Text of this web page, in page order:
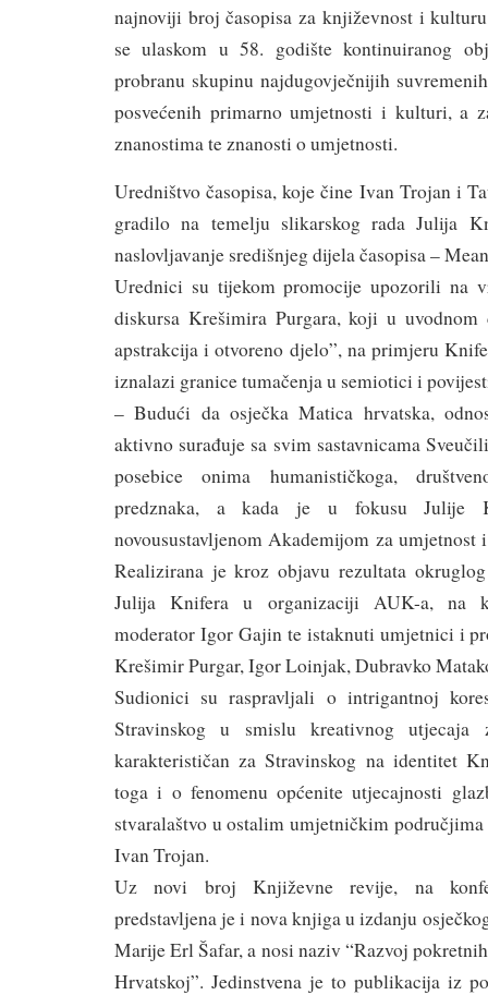
najnoviji broj časopisa za književnost i
se ulaskom u 58. godište kontinuiranog
probranu skupinu najdugovječnijih
posvećenih primarno umjetnosti i kulturi, a
znanostima te znanosti o umjetnosti.
Uredništvo časopisa, koje čine Ivan Trojan i
gradilo na temelju slikarskog rada Julija
naslovljavanje središnjeg dijela časopisa –
Urednici su tijekom promocije upozorili na
diskursa Krešimira Purgara, koji u
apstrakcija i otvoreno djelo”, na primjeru
iznalazi granice tumačenja u semiotici i
– Budući da osječka Matica hrvatska,
aktivno surađuje sa svim sastavnicama
posebice onima humanističkoga,
predznaka, a kada je u fokusu Julije
novousustavljenom Akademijom za
Realizirana je kroz objavu rezultata
Julija Knifera u organizaciji AUK-a, na
moderator Igor Gajin te istaknuti umjetnici i
Krešimir Purgar, Igor Loinjak, Dubravko
Sudionici su raspravljali o intrigantnoj
Stravinskog u smislu kreativnog
karakterističan za Stravinskog na identitet
toga i o fenomenu općenite utjecajnosti
stvaralaštvo u ostalim umjetničkim
Ivan Trojan.
Uz novi broj Književne revije, na
predstavljena je i nova knjiga u izdanju
Marije Erl Šafar, a nosi naziv “Razvoj
Hrvatskoj”. Jedinstvena je to publikacija iz